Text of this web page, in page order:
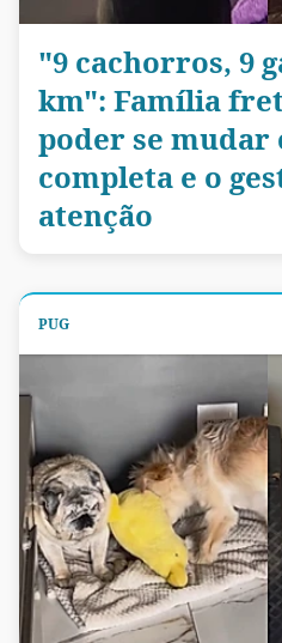
"9 cachorros, 9
km": Família
poder se mudar
completa e o
atenção
PUG